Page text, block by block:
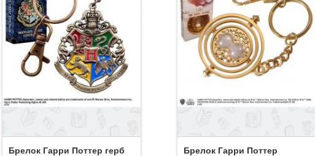
Брелок Гарри Поттер герб
Брелок Гарри Поттер